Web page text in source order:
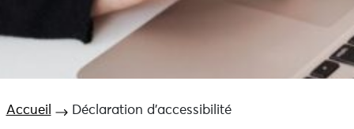
Accueil Déclaration d’accessibilité